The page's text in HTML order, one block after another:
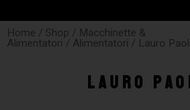
Home / Shop / Macchinette &
Alimentatori / Alimentatori / Lauro
Lauro